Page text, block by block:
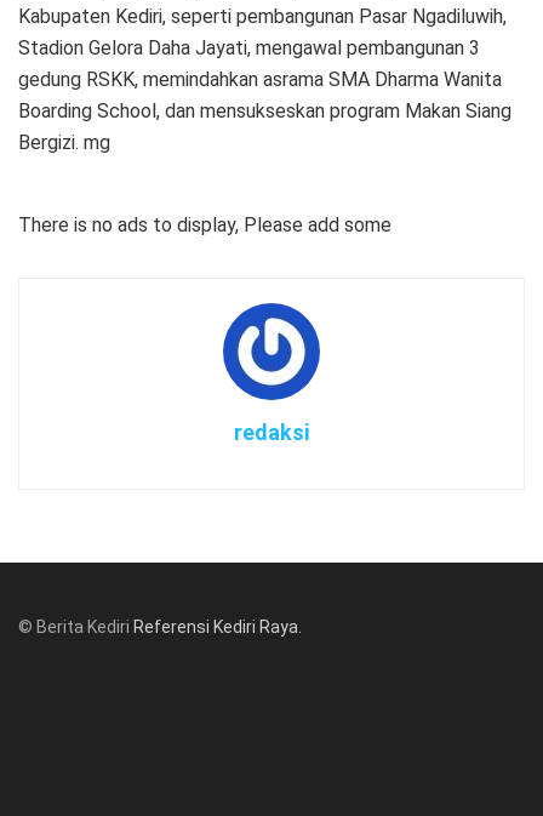
Kabupaten Kediri, seperti pembangunan Pasar Ngadiluwih,
Stadion Gelora Daha Jayati, mengawal pembangunan 3
gedung RSKK, memindahkan asrama SMA Dharma Wanita
Boarding School, dan mensukseskan program Makan Siang
Bergizi. mg
There is no ads to display, Please add some
redaksi
© Berita Kediri Referensi Kediri Raya